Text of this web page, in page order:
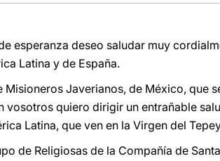
esperanza deseo saludar muy
Latina y de España.
Misioneros Javerianos, de México, que
vosotros quiero dirigir un entrañable
Latina, que ven en la Virgen del
de Religiosas de la Compañía de